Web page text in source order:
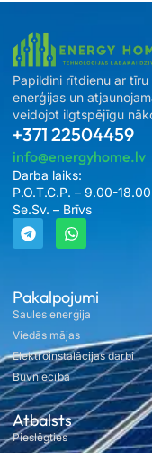
Pakalpojumi
Saules enerģija
Viedās mājas
Elektroinstalācijas darbi
Būvniecība
Atbalsts
Pieslēgties
Papildini rītdienu ar
enerģijas un
veidojot ilgtspējīgu
+371 22504459
info@energyhome.lv
Darba laiks:
P.O.T.C.P. – 9.00-18.00
Se.Sv. – Brīvs